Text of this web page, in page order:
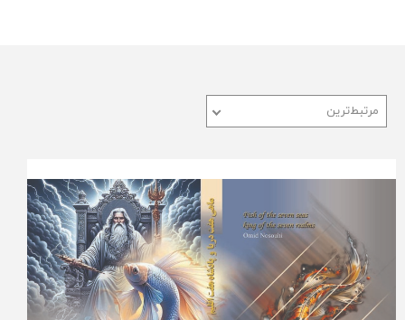
مرتبط‌ترین